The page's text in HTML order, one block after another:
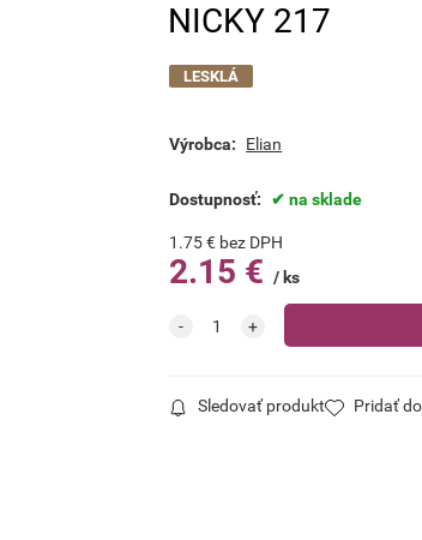
NICKY 217
LESKLÁ
Výrobca: Elian
Dostupnosť: na sklade
1.75€ bez DPH
2.15 € ks
Sledovať produkt Pridať